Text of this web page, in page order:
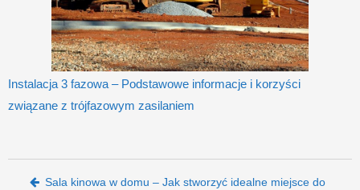
Instalacja 3 fazowa – Podstawowe informacje i korzyści
związane z trójfazowym zasilaniem
Post navigation
Sala kinowa w domu – Jak stworzyć idealne miejsce do